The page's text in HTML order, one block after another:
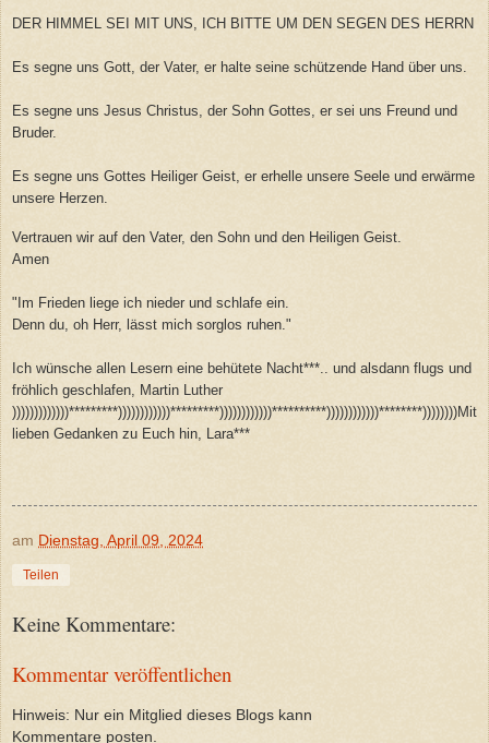
DER HIMMEL SEI MIT UNS, ICH BITTE UM DEN SEGEN DES HERRN
Es segne uns Gott, der Vater, er halte seine schützende Hand über uns.
Es segne uns Jesus Christus, der Sohn Gottes, er sei uns Freund und
Bruder.
Es segne uns Gottes Heiliger Geist, er erhelle unsere Seele und erwärme
unsere Herzen.
Vertrauen wir auf den Vater, den Sohn und den Heiligen Geist.
Amen
"Im Frieden liege ich nieder und schlafe ein.
Denn du, oh Herr, lässt mich sorglos ruhen."
Ich wünsche allen Lesern eine behütete Nacht***.. und alsdann flugs und
fröhlich geschlafen, Martin Luther
)))))))))))))*********))))))))))))*********))))))))))))**********))))))))))))********))))))))Mit
lieben Gedanken zu Euch hin, Lara***
am Dienstag, April 09, 2024
Teilen
Keine Kommentare:
Kommentar veröffentlichen
Hinweis: Nur ein Mitglied dieses Blogs kann
Kommentare posten.